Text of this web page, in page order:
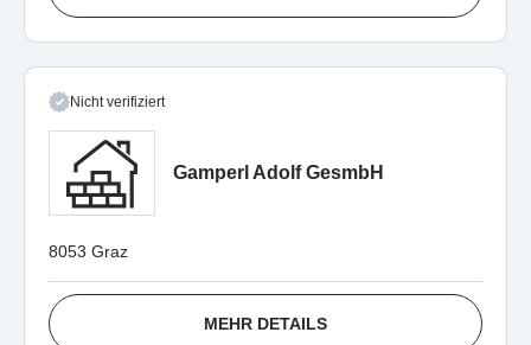
Nicht verifiziert
Gamperl Adolf GesmbH
8053 Graz
MEHR DETAILS